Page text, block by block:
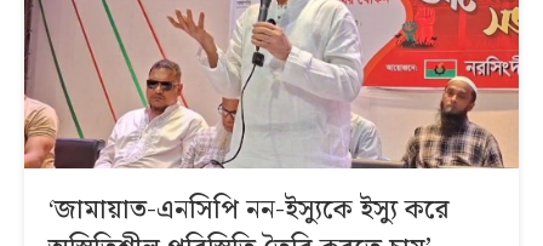
‘জামায়াত-এনসিপি নন-ইস্যুকে ইস্যু করে